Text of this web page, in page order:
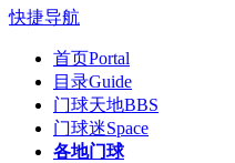
快捷导航
首页Portal
目录Guide
门球天地BBS
门球迷Space
各地门球